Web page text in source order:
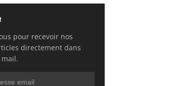
pour recevoir nos
directement dans